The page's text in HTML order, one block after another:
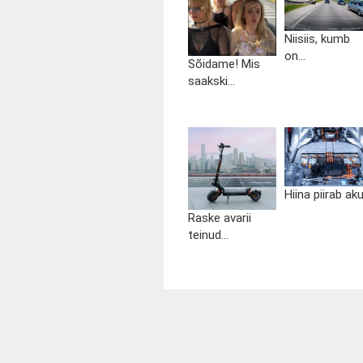
Sõidame! Mis
saakski...
Niisiis, kumb
on...
Raske avarii
teinud...
Hiina piirab